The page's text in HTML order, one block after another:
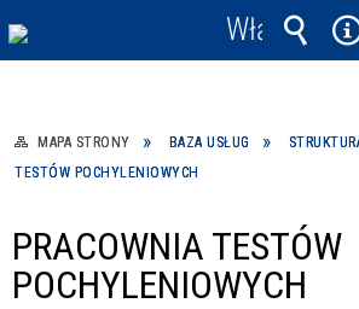
MAPA STRONY BAZA USŁUG
TESTÓW POCHYLENIOWYCH
PRACOWNIA TESTÓW
POCHYLENIOWYCH
Włącz